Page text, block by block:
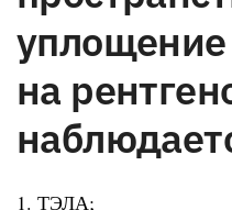
на
1. ТЭЛА;